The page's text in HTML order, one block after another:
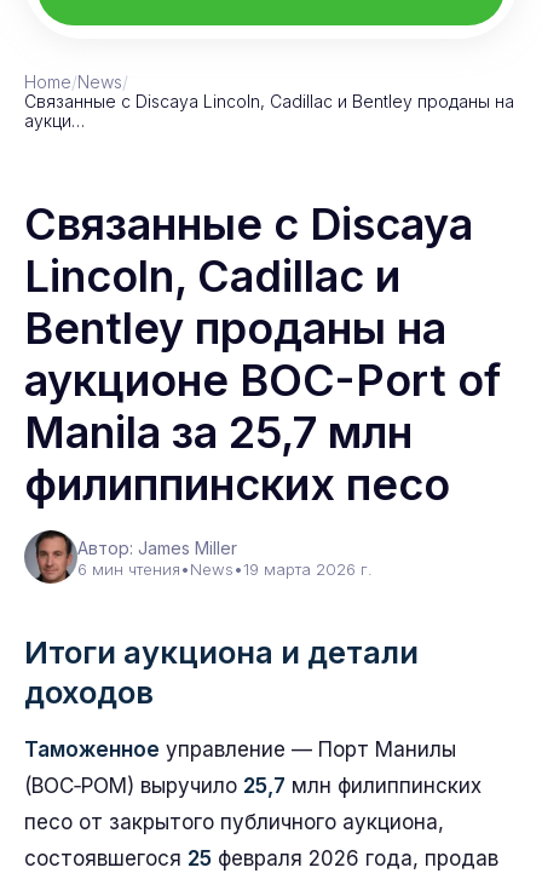
Home/News/
Связанные с Discaya Lincoln, Cadillac и Bentley проданы на
аукци…
Связанные с Discaya
Lincoln, Cadillac и
Bentley проданы на
аукционе BOC-Port of
Manila за 25,7 млн ​​
филиппинских песо
Автор: James Miller
6 мин чтения•News•19 марта 2026 г.
Итоги аукциона и детали
доходов
Таможенное управление — Порт Манилы
(BOC‑POM) выручило 25,7 млн филиппинских
песо от закрытого публичного аукциона,
состоявшегося 25 февраля 2026 года, продав